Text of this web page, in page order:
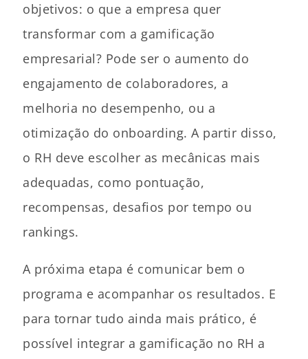
objetivos: o que a empresa quer
transformar com a gamificação
empresarial? Pode ser o aumento do
engajamento de colaboradores, a
melhoria no desempenho, ou a
otimização do onboarding. A partir disso,
o RH deve escolher as mecânicas mais
adequadas, como pontuação,
recompensas, desafios por tempo ou
rankings.
A próxima etapa é comunicar bem o
programa e acompanhar os resultados. E
para tornar tudo ainda mais prático, é
possível integrar a gamificação no RH a